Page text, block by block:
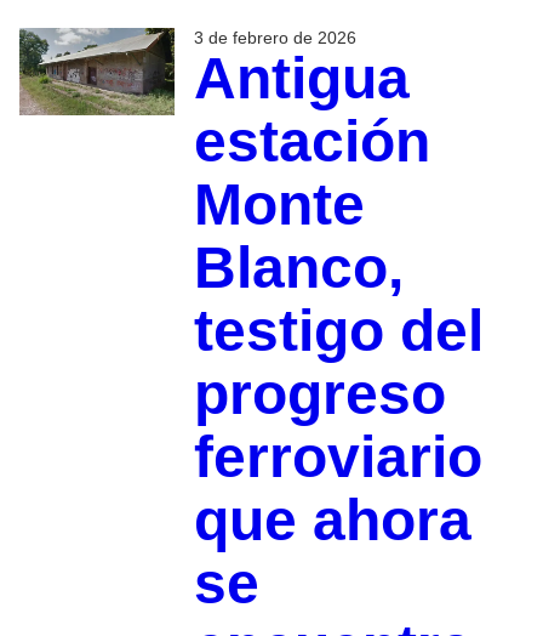
3 de febrero de 2026
Antigua
estación
Monte
Blanco,
testigo del
progreso
ferroviario
que ahora
se